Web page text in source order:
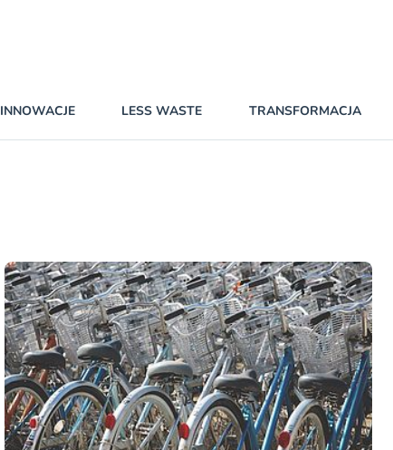
INNOWACJE LESS WASTE TRANSFORMACJA